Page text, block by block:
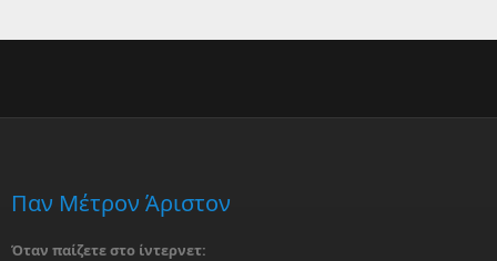
Παν Μέτρον Άριστον
Όταν παίζετε στο ίντερνετ: